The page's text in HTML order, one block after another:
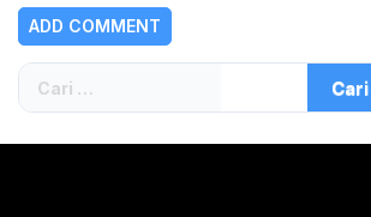
Cari
untuk: